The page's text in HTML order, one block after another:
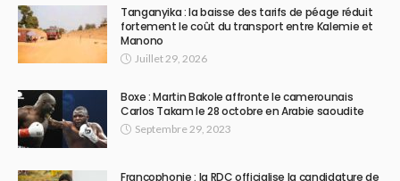
Tanganyika : la baisse des tarifs de péage réduit
fortement le coût du transport entre Kalemie et
Manono
Juillet 29, 2026
Boxe : Martin Bakole affronte le camerounais
Carlos Takam le 28 octobre en Arabie saoudite
Septembre 29, 2023
Francophonie : la RDC officialise la candidature de